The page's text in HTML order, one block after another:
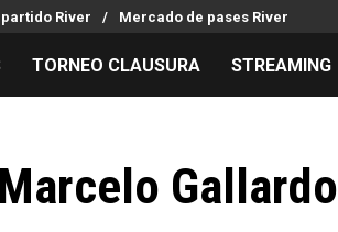
River Mercado de pases River
Streaming
Entradas
Noticias
Guías
TORNEO CLAUSURA STREAMING
Gallardo